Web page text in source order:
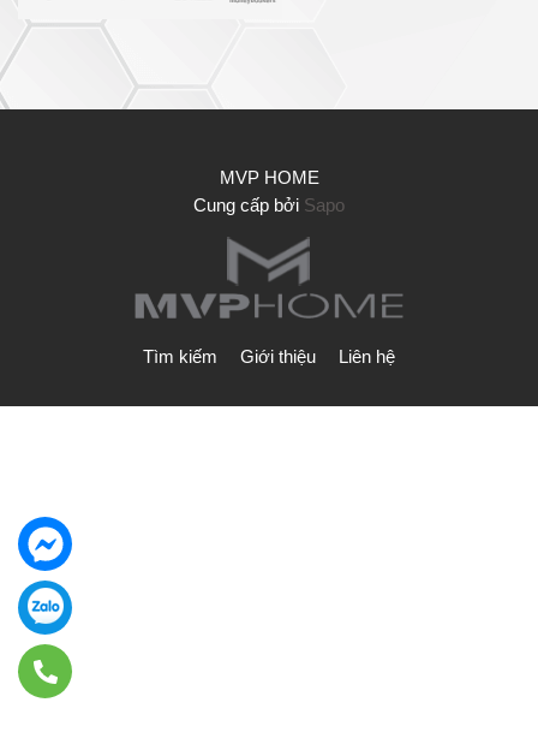
MVP HOME
Cung cấp bởi Sapo
Tìm kiếm Giới thiệu Liên hệ